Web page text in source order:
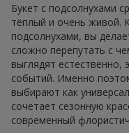
Букет с подсолнухами
тёплый и очень живой.
подсолнухами, вы
сложно перепутать с
выглядят естественно,
событий. Именно
выбирают как
сочетает сезонную
современный